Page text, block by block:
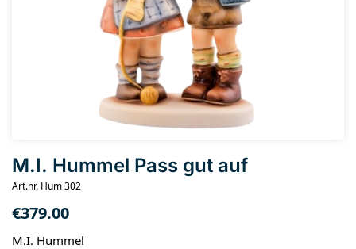
M.I. Hummel Pass gut auf
Art.nr. Hum 302
€379.00
M.I. Hummel